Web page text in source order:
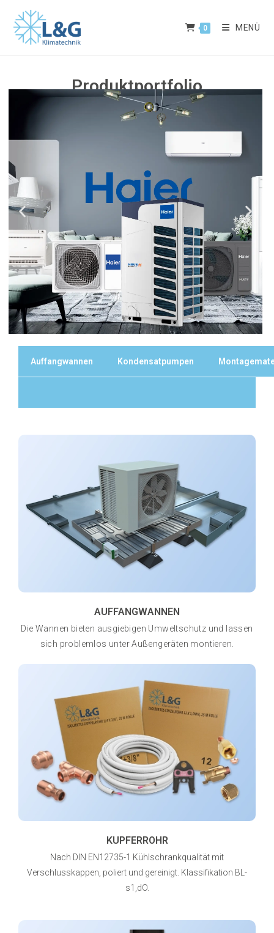
0 MENÜ
Produktportfolio
Auffangwannen Kondensatpumpen
AUFFANGWANNEN
Die Wannen bieten ausgiebigen Umweltschutz und lassen
sich problemlos unter Außengeräten montieren.
KUPFERROHR
Nach DIN EN12735-1 Kühlschrankqualität mit
Verschlusskappen, poliert und gereinigt. Klassifikation BL-
s1,dO.